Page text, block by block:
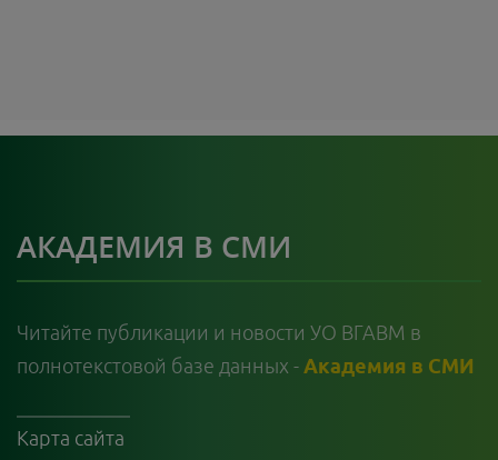
АКАДЕМИЯ В СМИ
Читайте публикации и новости УО ВГАВМ в
полнотекстовой базе данных - Академия в СМИ
Карта сайта